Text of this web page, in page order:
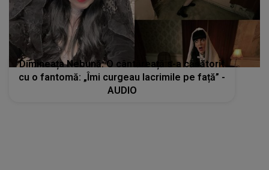
Dimineața Nebună: O cântăreață s-a căsătorit
cu o fantomă: „Îmi curgeau lacrimile pe față” -
AUDIO